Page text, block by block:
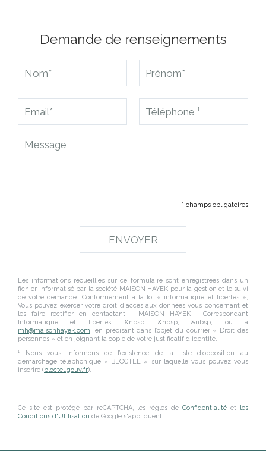
Demande de renseignements
* champs obligatoires
Les informations recueillies sur ce formulaire sont enregistrées dans un
fichier informatisé par la société MAISON HAYEK pour la gestion et le suivi
de votre demande. Conformément à la loi « informatique et libertés »,
Vous pouvez exercer votre droit d'accès aux données vous concernant et
les faire rectifier en contactant :
MAISON HAYEK , Correspondant
Informatique et libertés, &nbsp; &nbsp; &nbsp;
ou à
mh@maisonhayek.com, en précisant dans l’objet du courrier « Droit des
personnes » et en joignant la copie de votre justificatif d’identité.
¹ Nous vous informons de l’existence de la liste d’opposition au
démarchage téléphonique « BLOCTEL » sur laquelle vous pouvez vous
inscrire (bloctel.gouv.fr).
Ce site est protégé par reCAPTCHA, les règles deConfidentialité et les
Conditions d'Utilisation de Google s'appliquent.